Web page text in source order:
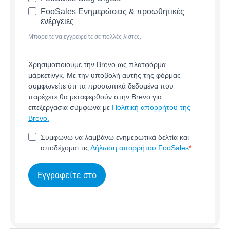
FooSales Ενημερώσεις & προωθητικές
ενέργειες
Μπορείτε να εγγραφείτε σε πολλές λίστες.
Χρησιμοποιούμε την Brevo ως πλατφόρμα
μάρκετινγκ. Με την υποβολή αυτής της φόρμας
συμφωνείτε ότι τα προσωπικά δεδομένα που
παρέχετε θα μεταφερθούν στην Brevo για
επεξεργασία σύμφωνα με Πολιτική απορρήτου της
Brevo.
Συμφωνώ να λαμβάνω ενημερωτικά δελτία και
αποδέχομαι τις Δήλωση απορρήτου FooSales
Εγγραφείτε στο